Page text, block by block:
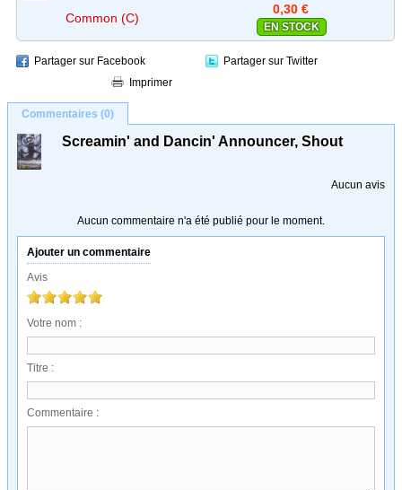
Common (C)
0,30 €
EN STOCK
Partager sur Facebook
Partager sur Twitter
Imprimer
Commentaires (0)
Screamin' and Dancin' Announcer, Shout
Aucun avis
Aucun commentaire n'a été publié pour le moment.
Ajouter un commentaire
Avis
Votre nom :
Titre :
Commentaire :